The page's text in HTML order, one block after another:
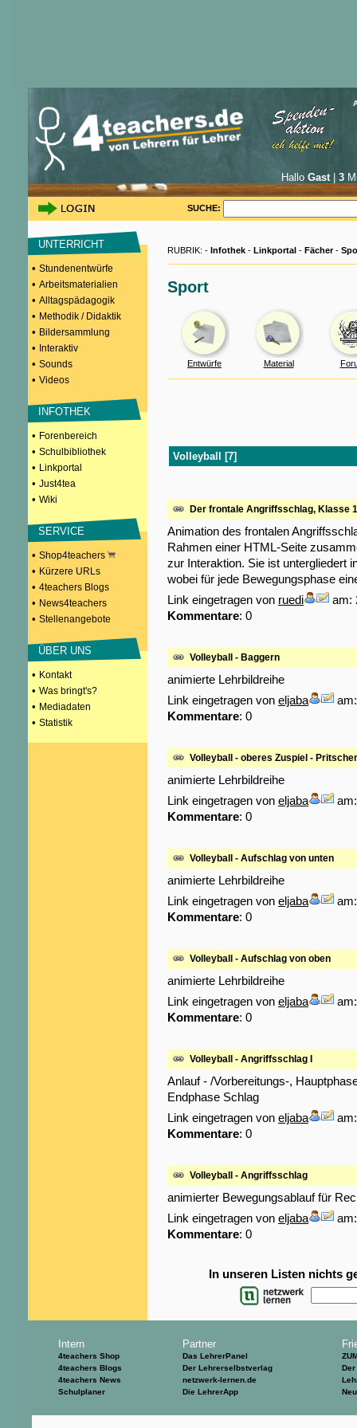
Hallo Gast| 3
SUCHE:
UNTERRICHT
• Stundenentwürfe
• Arbeitsmaterialien
• Alltagspädagogik
• Methodik / Didaktik
• Bildersammlung
• Interaktiv
• Sounds
• Videos
INFOTHEK
• Forenbereich
• Schulbibliothek
• Linkportal
• Just4tea
• Wiki
SERVICE
• Shop4teachers
• Kürzere URLs
• 4teachers Blogs
• News4teachers
• Stellenangebote
ÜBER UNS
• Kontakt
• Was bringt's?
• Mediadaten
• Statistik
RUBRIK: - Infothek - Linkportal - Fächer-
Sport
Entwürfe Material
Volleyball [7]
Der frontale Angriffsschlag, Klasse
Animation des frontalen
Rahmen einer HTML-Seite
zur Interaktion. Sie ist untergliedert
wobei für jede Bewegungsphase
Link eingetragen von ruedi
am:
Kommentare: 0
Volleyball - Baggern
animierte Lehrbildreihe
Link eingetragen von eljaba
Kommentare: 0
Volleyball - oberes Zuspiel -
animierte Lehrbildreihe
Link eingetragen von eljaba
Kommentare: 0
Volleyball - Aufschlag von unten
animierte Lehrbildreihe
Link eingetragen von eljaba
Kommentare: 0
Volleyball - Aufschlag von oben
animierte Lehrbildreihe
Link eingetragen von eljaba
Kommentare: 0
Volleyball - Angriffsschlag I
Anlauf - /Vorbereitungs-,
Endphase Schlag
Link eingetragen von eljaba
Kommentare: 0
Volleyball - Angriffsschlag
animierter Bewegungsablauf für
Link eingetragen von eljaba
Kommentare: 0
In unseren Listen nichts
Intern
4teachers Shop
4teachers Blogs
4teachers News
Schulplaner
Partner
Das LehrerPanel
Der Lehrerselbstverlag
netzwerk-lernen.de
Die LehrerApp